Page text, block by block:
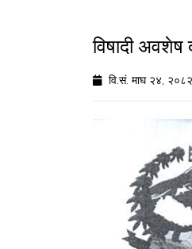
विषादी
वि.सं. माघ २४, २०८२